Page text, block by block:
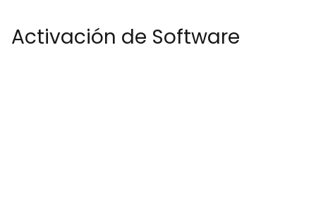
Activación de Software